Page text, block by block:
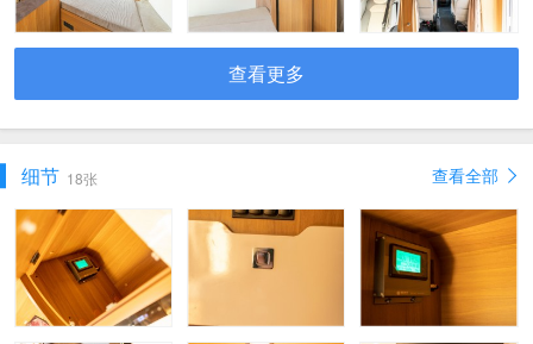
查看更多
细节 18张 查看全部